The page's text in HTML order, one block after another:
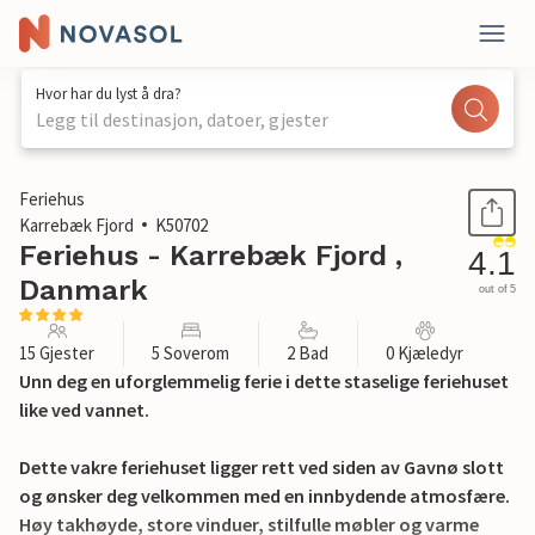
Hvor har du lyst å dra?
Legg til destinasjon, datoer, gjester
1 / 26
Feriehus
Karrebæk Fjord
K50702
Feriehus - Karrebæk Fjord ,
Danmark
4.1
out of 5
15 Gjester 5 Soverom 2 Bad 0 Kjæledyr
Unn deg en uforglemmelig ferie i dette staselige feriehuset
like ved vannet.
Dette vakre feriehuset ligger rett ved siden av Gavnø slott
og ønsker deg velkommen med en innbydende atmosfære.
Høy takhøyde, store vinduer, stilfulle møbler og varme